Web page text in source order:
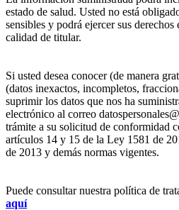
estado de salud. Usted no está
sensibles y podrá ejercer sus
calidad de titular.
Si usted desea conocer (de manera
(datos inexactos, incompletos,
suprimir los datos que nos ha
electrónico al correo
trámite a su solicitud de conformidad
artículos 14 y 15 de la Ley 1581 de
de 2013 y demás normas vigentes.
Puede consultar nuestra política de
aquí